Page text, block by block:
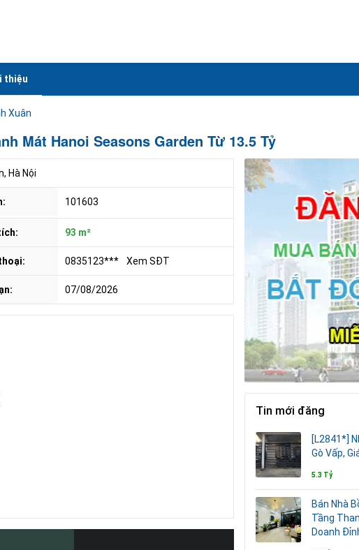
thiệu
Xuân
Mát Hanoi Seasons Garden Từ 13.5 Tỷ
Hà Nội
101603
93 m²
0835123*** Xem SĐT
07/08/2026
Tin mới đăng
[L2841*]
Gò Vấp,
5.3 Tỷ
Bán Nhà
Tầng
Doanh